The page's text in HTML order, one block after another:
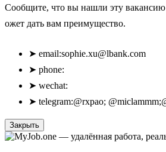
Сообщите, что вы нашли эту
ожет дать вам преимущество.
➤ email:sophie.xu@lbank.com
➤ phone:
➤ wechat:
➤ telegram:@rxpao;
Закрыть